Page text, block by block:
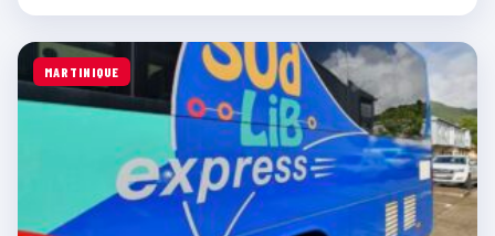
MARTINIQUE